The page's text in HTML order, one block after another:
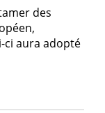
des
ci aura adopté